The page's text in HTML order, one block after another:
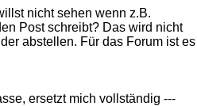
nicht sehen wenn z.B.
Post schreibt? Das wird nicht
abstellen. Für das Forum ist es
ersetzt mich vollständig ---